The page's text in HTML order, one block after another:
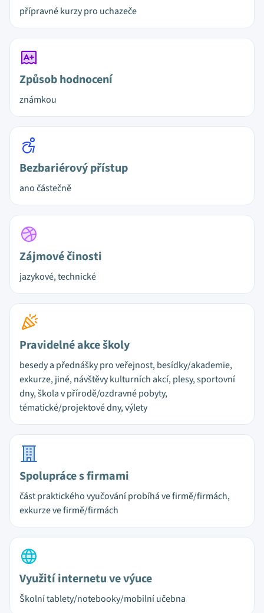
přípravné kurzy pro uchazeče
Způsob hodnocení
známkou
Bezbariérový přístup
ano částečně
Zájmové činosti
jazykové, technické
Pravidelné akce školy
besedy a přednášky pro veřejnost, besídky/akademie,
exkurze, jiné, návštěvy kulturních akcí, plesy, sportovní
dny, škola v přírodě/ozdravné pobyty,
tématické/projektové dny, výlety
Spolupráce s firmami
část praktického vyučování probíhá ve firmě/firmách,
exkurze ve firmě/firmách
Využití internetu ve výuce
Školní tablety/notebooky/mobilní učebna